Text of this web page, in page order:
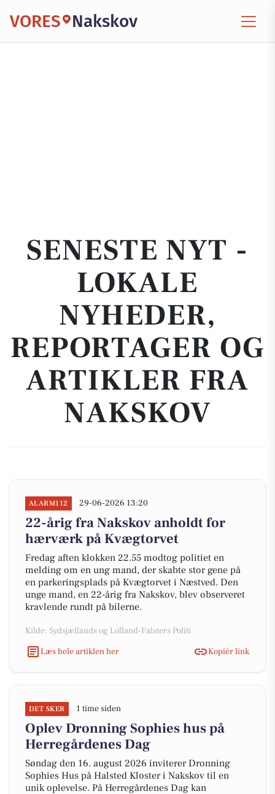
VORES Nakskov
SENESTE NYT -
LOKALE
NYHEDER,
REPORTAGER OG
ARTIKLER FRA
NAKSKOV
ALARM112 29-06-2026 13:20
22-årig fra Nakskov anholdt for
hærværk på Kvægtorvet
Fredag aften klokken 22.55 modtog politiet en
melding om en ung mand, der skabte stor gene på
en parkeringsplads på Kvægtorvet i Næstved. Den
unge mand, en 22-årig fra Nakskov, blev observeret
kravlende rundt på bilerne.
Kilde: Sydsjællands og Lolland-Falsters Politi
Læs hele artiklen her
Kopiér link
DET SKER 1 time siden
Oplev Dronning Sophies hus på
Herregårdenes Dag
Søndag den 16. august 2026 inviterer Dronning
Sophies Hus på Halsted Kloster i Nakskov til en
unik oplevelse. På Herregårdenes Dag kan